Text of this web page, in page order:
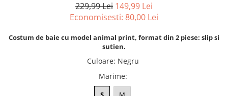
229,99 Lei 149,99 Lei
Economisesti: 80,00 Lei
Costum de baie cu model animal print, format din 2 piese: slip si
sutien.
Culoare: Negru
Marime: